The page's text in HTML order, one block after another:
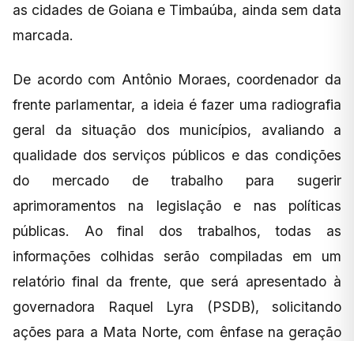
as cidades de Goiana e Timbaúba, ainda sem data
marcada.
De acordo com Antônio Moraes, coordenador da
frente parlamentar, a ideia é fazer uma radiografia
geral da situação dos municípios, avaliando a
qualidade dos serviços públicos e das condições
do mercado de trabalho para sugerir
aprimoramentos na legislação e nas políticas
públicas. Ao final dos trabalhos, todas as
informações colhidas serão compiladas em um
relatório final da frente, que será apresentado à
governadora Raquel Lyra (PSDB), solicitando
ações para a Mata Norte, com ênfase na geração